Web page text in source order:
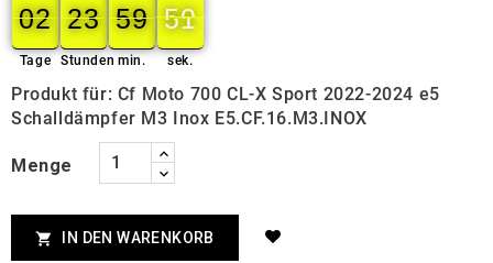
02
02
00
Tage
23
23
00
Stunden
59
59
00
min.
50
50
51
sek.
Produkt für: Cf Moto 700 CL-X Sport 2022-2024 e5
Schalldämpfer M3 Inox E5.CF.16.M3.INOX
Menge
 IN DEN WARENKORB